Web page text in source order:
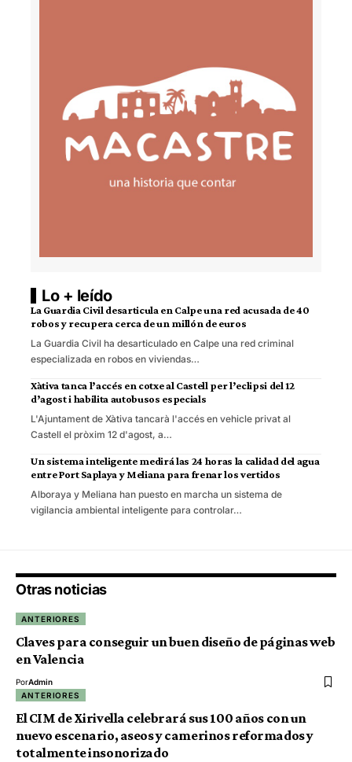
Lo + leído
La Guardia Civil desarticula en Calpe una red acusada de 40
robos y recupera cerca de un millón de euros
La Guardia Civil ha desarticulado en Calpe una red criminal
especializada en robos en viviendas…
Xàtiva tanca l’accés en cotxe al Castell per l’eclipsi del 12
d’agost i habilita autobusos especials
L'Ajuntament de Xàtiva tancarà l'accés en vehicle privat al
Castell el pròxim 12 d'agost, a…
Un sistema inteligente medirá las 24 horas la calidad del agua
entre Port Saplaya y Meliana para frenar los vertidos
Alboraya y Meliana han puesto en marcha un sistema de
vigilancia ambiental inteligente para controlar…
Otras noticias
ANTERIORES
Claves para conseguir un buen diseño de páginas web
en Valencia
PorAdmin
ANTERIORES
El CIM de Xirivella celebrará sus 100 años con un
nuevo escenario, aseos y camerinos reformados y
totalmente insonorizado